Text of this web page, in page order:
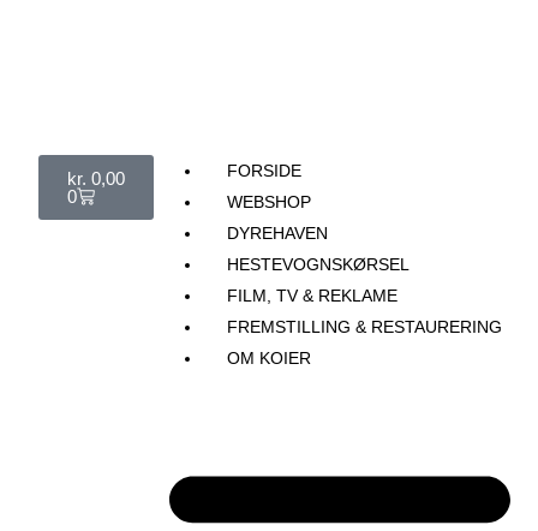
kr. 0,00
0
FORSIDE
WEBSHOP
DYREHAVEN
HESTEVOGNSKØRSEL
FILM, TV & REKLAME
FREMSTILLING & RESTAURERING​
OM KOIER